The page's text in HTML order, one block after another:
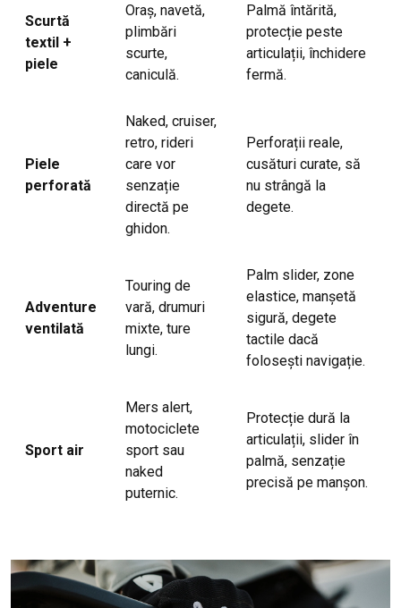
Scurtă
textil +
piele
Oraș, navetă,
plimbări
scurte,
caniculă.
Palmă întărită,
protecție peste
articulații, închidere
fermă.
Piele
perforată
Naked, cruiser,
retro, rideri
care vor
senzație
directă pe
ghidon.
Perforații reale,
cusături curate, să
nu strângă la
degete.
Adventure
ventilată
Touring de
vară, drumuri
mixte, ture
lungi.
Palm slider, zone
elastice, manșetă
sigură, degete
tactile dacă
folosești navigație.
Sport air
Mers alert,
motociclete
sport sau
naked
puternic.
Protecție dură la
articulații, slider în
palmă, senzație
precisă pe manșon.